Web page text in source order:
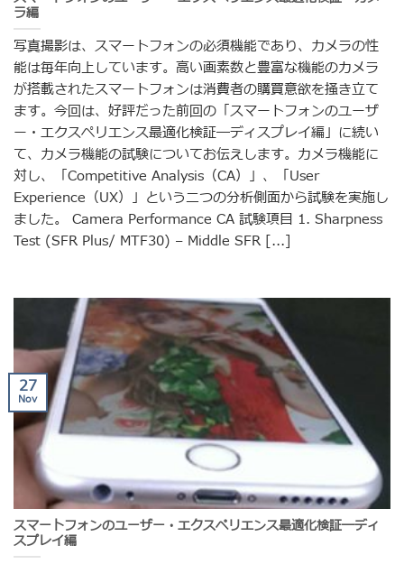
ラ編
写真撮影は、スマートフォンの必須機能であり、カメラの性
能は毎年向上しています。高い画素数と豊富な機能のカメラ
が搭載されたスマートフォンは消費者の購買意欲を掻き立て
ます。今回は、好評だった前回の「スマートフォンのユーザ
ー・エクスペリエンス最適化検証―ディスプレイ編」に続い
て、カメラ機能の試験についてお伝えします。カメラ機能に
対し、「Competitive Analysis（CA）」、「User
Experience（UX）」という二つの分析側面から試験を実施し
ました。 Camera Performance CA 試験項目 1. Sharpness
Test (SFR Plus/ MTF30) – Middle SFR [...]
スマートフォンのユーザー・エクスペリエンス最適化検証―ディ
スプレイ編
27
Nov